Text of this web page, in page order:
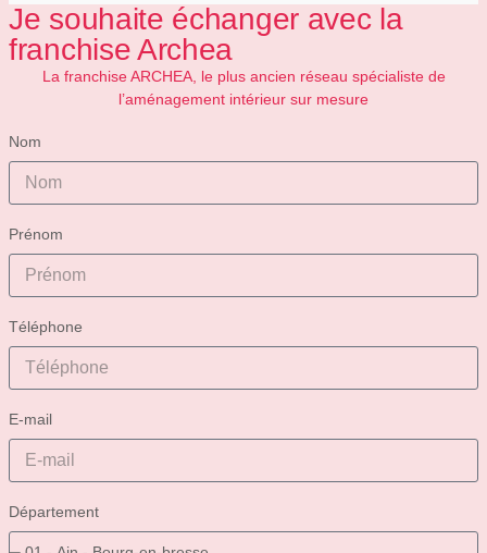
Je souhaite échanger avec la
franchise Archea
La franchise ARCHEA, le plus ancien réseau spécialiste de
l’aménagement intérieur sur mesure
Nom
Prénom
Téléphone
E-mail
Département